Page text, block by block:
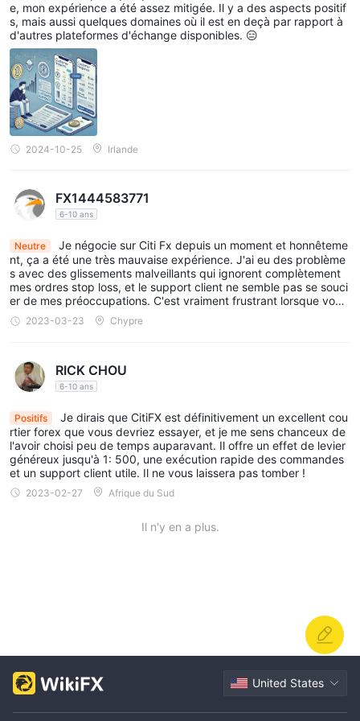
contrats à terme. Citi Fx ne précise pas ce qu'il propose.
certains des produits courants proposés par d'autres
commerçants, qui peuvent servir de référence, incluent :
1. Paires de devises Forex :
marché dynamique des changes pour spéculer sur les
mouvements des taux de change et potentiellement profiter
des fluctuations des devises.
2. Indices :Les traders peuvent trader sur les mouvements de
de marché plus larges.
3. Marchandises :
métaux précieux comme l'or et l'argent, les ressources
énergétiques comme le pétrole et le gaz naturel, les produits
agricoles, etc. Les traders peuvent bénéficier des fluctuations
des prix des matières premières et potentiellement capitaliser
sur les tendances du marché.
marchés boursiers et de prendre des positions en fonction de
leur analyse des performances et des conditions de marché de
5. Contrats à terme :Les contrats à terme peuvent offrir des
opportunités de couverture, de spéculation ou de gestion des
risques.
Types de compte
Il n'a pas précisé quels types de comptes étaient proposés.
Dépôt minimal
e, mon expérience a été assez mitigée. Il y a des aspects positif
s, mais aussi quelques domaines où il est en deçà par rapport à
d'autres plateformes d'échange disponibles. 😑
2024-10-25 Irlande
FX1444583771
6-10 ans
Neutre
Je négocie sur Citi Fx depuis un moment et honnêteme
nt, ça a été une très mauvaise expérience. J'ai eu des problème
s avec des glissements malveillants qui ignorent complètement
mes ordres stop loss, et le support client ne semble pas se souci
er de mes préoccupations. C'est vraiment frustrant lorsque vous
faites l'effort de faire de bonnes transactions mais que vous finis
sez par perdre de l'argent à cause d'un problème technique.
2023-03-23 Chypre
RICK CHOU
6-10 ans
Positifs
Je dirais que CitiFX est définitivement un excellent cou
rtier forex que vous devriez essayer, et je me sens chanceux de
l'avoir choisi peu de temps auparavant. Il offre un effet de levier
généreux jusqu'à 1: 500, une exécution rapide des commandes
et un support client utile. Il ne vous laissera pas tomber !
2023-02-27 Afrique du Sud
Il n'y en a plus.
United States